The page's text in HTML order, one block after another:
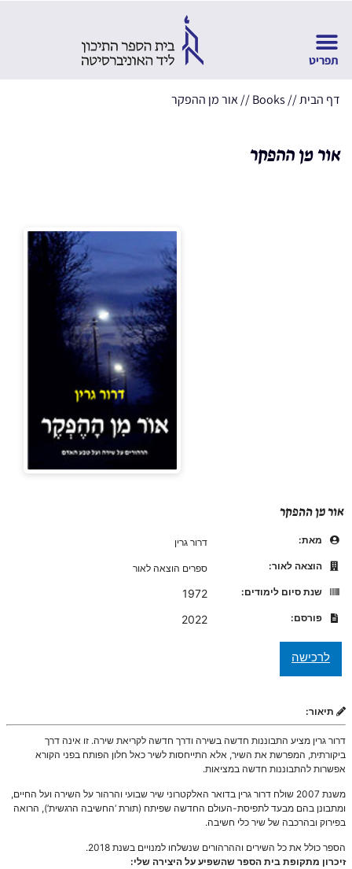
דף הבית//
Books
//אור מן ההפקר
אור מן ההפקר
אור מן ההפקר
מאת:
דרור גרין
הוצאה לאור:
ספרים הוצאה לאור
שנת סיום לימודים:
1972
פורסם: 2022
תיאור:
דרור גרין מציע התבוננות חדשה בשירה ודרך חדשה לקריאת שירה. זו אינה דרך
ביקורתית, המפרשת את השיר, אלא התייחסות לשיר כאל חלון הפותח בפני הקורא
אפשרות להתבוננות חדשה במציאות.
משנת 2007 שולח דרור גרין בדואר האלקטרוני שיר שבועי והרהור על השירה ועל החיים,
ומתבונן בהם מבעד לתפיסת-העולם החדשה שפיתח (תורת ‘החשיבה הרגשית’), הרואה
בפירוק ובהרכבה של שיר כלי חשיבה.
הספר כולל את כל השירים וההרהורים שנשלחו למנויים בשנת 2018.
זיכרון מתקופת בית הספר שהשפיע על היצירה שלי: